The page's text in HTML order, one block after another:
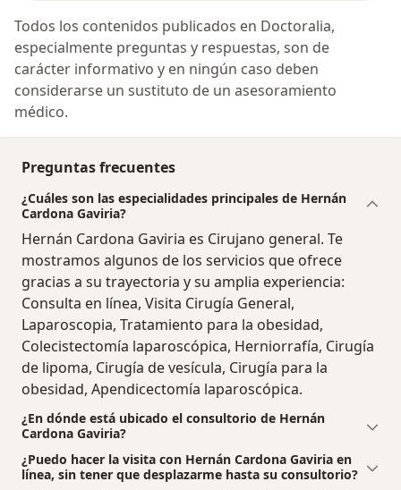
Todos los contenidos publicados en Doctoralia,
especialmente preguntas y respuestas, son de
carácter informativo y en ningún caso deben
considerarse un sustituto de un asesoramiento
médico.
Preguntas frecuentes
¿Cuáles son las especialidades principales de Hernán
Cardona Gaviria?
Hernán Cardona Gaviria es Cirujano general. Te
mostramos algunos de los servicios que ofrece
gracias a su trayectoria y su amplia experiencia:
Consulta en línea, Visita Cirugía General,
Laparoscopia, Tratamiento para la obesidad,
Colecistectomía laparoscópica, Herniorrafía, Cirugía
de lipoma, Cirugía de vesícula, Cirugía para la
obesidad, Apendicectomía laparoscópica.
¿En dónde está ubicado el consultorio de Hernán
Cardona Gaviria?
¿Puedo hacer la visita con Hernán Cardona Gaviria en
línea, sin tener que desplazarme hasta su consultorio?